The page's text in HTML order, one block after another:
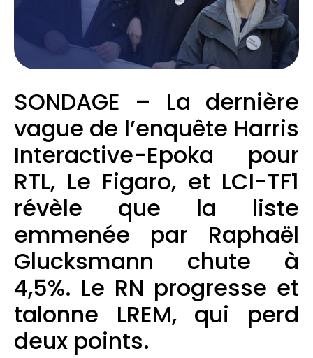
SONDAGE – La dernière
vague de l’enquête Harris
Interactive-Epoka pour
RTL, Le Figaro, et LCI-TF1
révèle que la liste
emmenée par Raphaël
Glucksmann chute à
4,5%. Le RN progresse et
talonne LREM, qui perd
deux points.